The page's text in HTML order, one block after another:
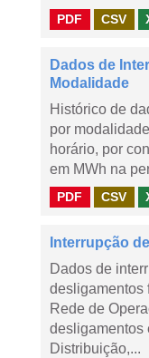
PDF CSV
Dados de
Modalidade
Histórico de
por
horário, por
em MWh na
PDF CSV
Interrupção
Dados de
desligamentos
Rede de
desligamentos
Distribuição,...